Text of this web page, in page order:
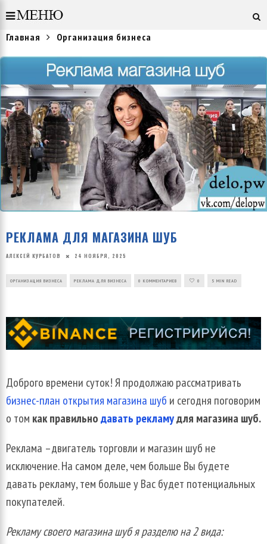
Главная Организация бизнеса
РЕКЛАМА ДЛЯ МАГАЗИНА ШУБ
АЛЕКСЕЙ КУРБАТОВ 24 НОЯБРЯ, 2025
ОРГАНИЗАЦИЯ БИЗНЕСА РЕКЛАМА ДЛЯ БИЗНЕСА 0 КОММЕНТАРИЕВ 0 5 MIN READ
Доброго времени суток! Я продолжаю рассматривать
бизнес-план открытия магазина шуб и сегодня поговорим
о том как правильнодавать рекламудля магазина шуб.
Реклама –двигатель торговли и магазин шуб не
исключение. На самом деле, чем больше Вы будете
давать рекламу, тем больше у Вас будет потенциальных
покупателей.
Рекламу своего магазина шуб я разделю на 2 вида: